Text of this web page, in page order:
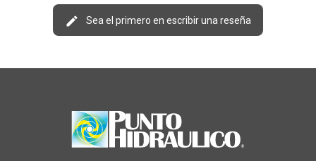
Sea el primero en escribir una reseña